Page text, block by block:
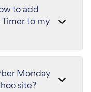
to add
to my
Monday
site?